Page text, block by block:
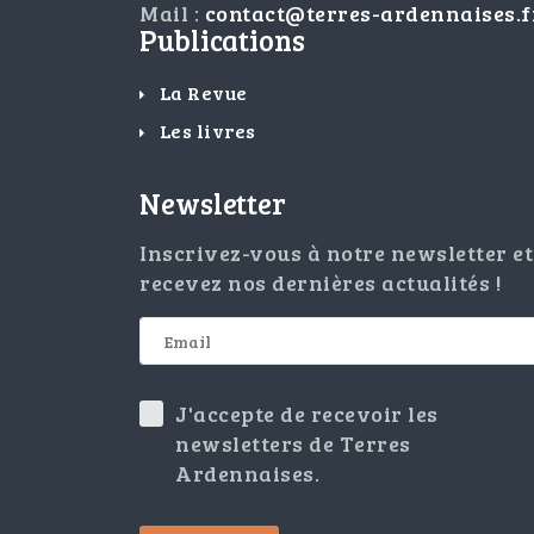
Mail : contact@terres-
Publications
La Revue
Les livres
Newsletter
Inscrivez-vous à notre newsletter et
recevez nos dernières actualités !
J'accepte de recevoir les
newsletters de Terres
Ardennaises.